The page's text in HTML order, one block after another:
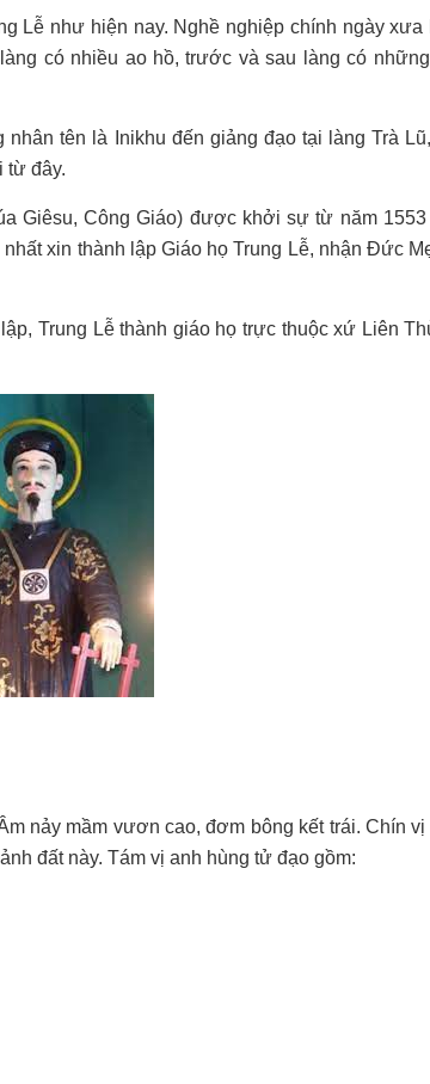
Lễ như hiện nay. Nghề nghiệp chính ngày
có nhiều ao hồ, trước và sau làng có
nhân tên là Inikhu đến giảng đạo tại làng Trà
từ đây.
Giêsu, Công Giáo) được khởi sự từ năm 1553
xin thành lập Giáo họ Trung Lễ, nhận Đức
Trung Lễ thành giáo họ trực thuộc xứ Liên
nảy mầm vươn cao, đơm bông kết trái. Chín
đất này. Tám vị anh hùng tử đạo gồm: